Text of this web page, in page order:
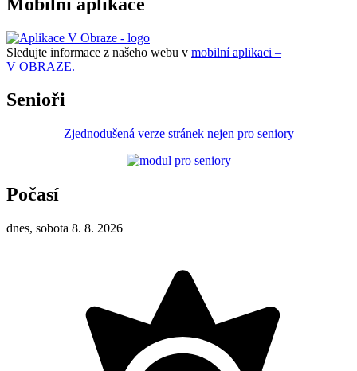
Sledujte informace z našeho webu v mobilní aplikaci –
V OBRAZE.
Senioři
Zjednodušená verze stránek nejen pro seniory
Počasí
dnes, sobota 8. 8. 2026